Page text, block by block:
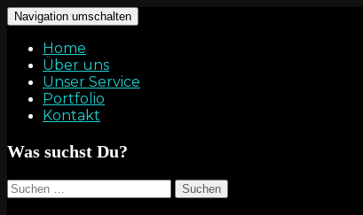
Navigation umschalten
Home
Über uns
Unser Service
Portfolio
Kontakt
Was suchst Du?
Suchen
nach: